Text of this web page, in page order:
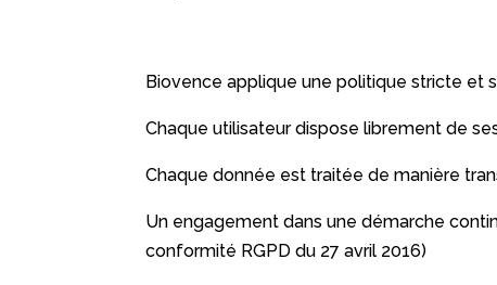
Biovence applique une politique stricte et
Chaque utilisateur dispose librement de
Chaque donnée est traitée de manière
Un engagement dans une démarche
conformité RGPD du 27 avril 2016)